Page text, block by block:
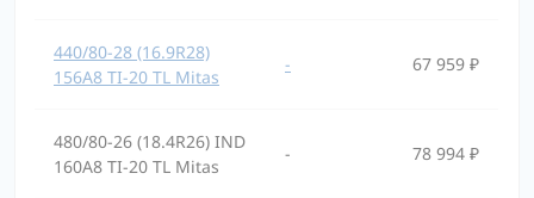
440/80-28 (16.9R28)
156A8 TI-20 TL Mitas
- 67 959 ₽
480/80-26 (18.4R26) IND
160A8 TI-20 TL Mitas
- 78 994 ₽